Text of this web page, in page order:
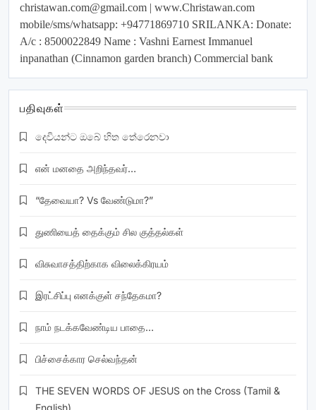
christawan.com@gmail.com | www.Christawan.com
mobile/sms/whatsapp: +94771869710 SRILANKA: Donate:
A/c : 8500022849 Name : Vashni Earnest Immanuel
inpanathan (Cinnamon garden branch) Commercial bank
பதிவுகள்
දෙවියන්ට ඔබේ හිත තේරෙනවා
என் மனதை அறிந்தவர்…
“தேவையா? Vs வேண்டுமா?”
துணியைத் தைக்கும் சில குத்தல்கள்
விசுவாசத்திற்காக விலைக்கிரயம்
இரட்சிப்பு எனக்குள் சந்தேகமா?
நாம் நடக்கவேண்டிய பாதை…
பிச்சைக்கார செல்வந்தன்
THE SEVEN WORDS OF JESUS on the Cross (Tamil &
English)